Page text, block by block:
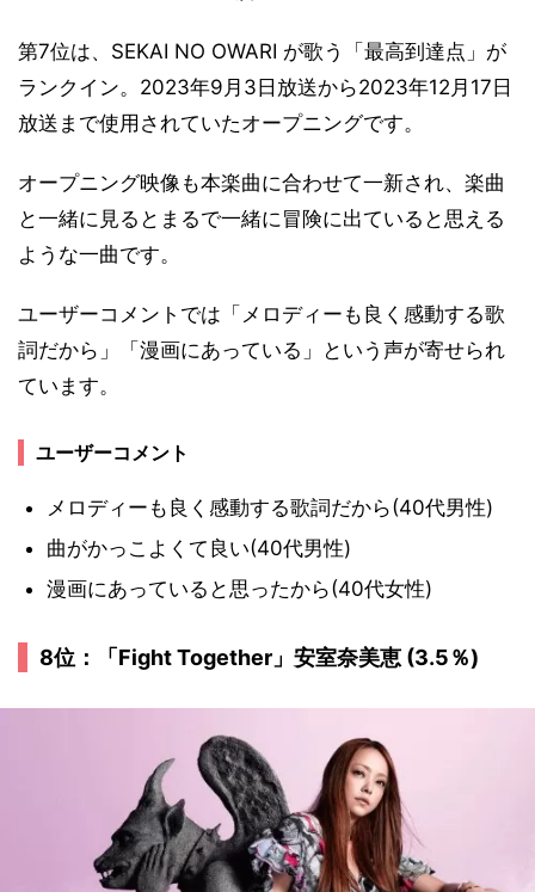
第7位は、SEKAI NO OWARI が歌う「最高到達点」が
ランクイン。2023年9月3日放送から2023年12月17日
放送まで使用されていたオープニングです。
オープニング映像も本楽曲に合わせて一新され、楽曲
と一緒に見るとまるで一緒に冒険に出ていると思える
ような一曲です。
ユーザーコメントでは「メロディーも良く感動する歌
詞だから」「漫画にあっている」という声が寄せられ
ています。
ユーザーコメント
メロディーも良く感動する歌詞だから(40代男性)
曲がかっこよくて良い(40代男性)
漫画にあっていると思ったから(40代女性)
8位：「Fight Together」安室奈美恵 (3.5％)